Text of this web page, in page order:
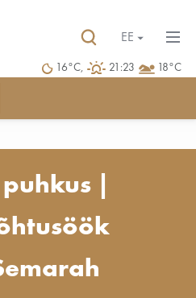
16°C, 21:23 18°C
EE
|